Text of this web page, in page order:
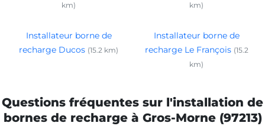
km)
km)
Installateur borne de
recharge Ducos (15.2 km)
Installateur borne de
recharge Le François (15.2
km)
Questions fréquentes sur l'installation de
bornes de recharge à Gros-Morne (97213)